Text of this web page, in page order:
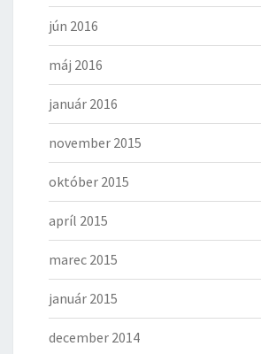
jún 2016
máj 2016
január 2016
november 2015
október 2015
apríl 2015
marec 2015
január 2015
december 2014